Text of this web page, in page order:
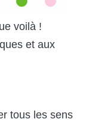
voilà !
et aux
tous les sens